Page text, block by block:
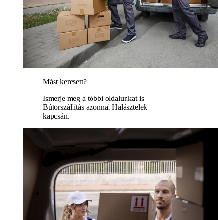
Mást keresett?
Ismerje meg a többi oldalunkat is
Bútorszállítás azonnal Halásztelek
kapcsán.